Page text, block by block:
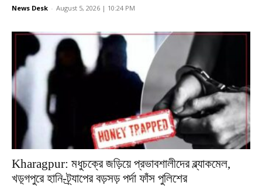
News Desk - August 5, 2026 | 10:24 PM
Kharagpur: মধুচক্রে জড়িয়ে প্রভাবশালীদের ব্ল্যাকমেল,
খড়্গপুরে হানি-ট্র্যাপের বড়সড় পর্দা ফাঁস পুলিশের